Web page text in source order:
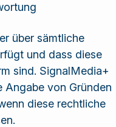
über sämtliche
und dass diese
sind. SignalMedia+
Angabe von Gründen
diese rechtliche